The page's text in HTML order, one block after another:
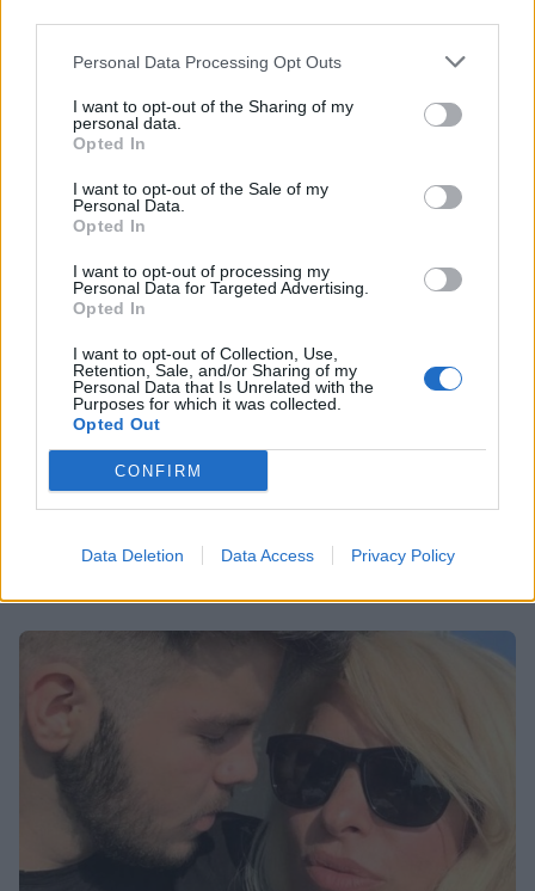
Personal Data Processing Opt Outs
I want to opt-out of the Sharing of my
personal data.
Opted In
I want to opt-out of the Sale of my
Personal Data.
Opted In
I want to opt-out of processing my
Personal Data for Targeted Advertising.
Opted In
I want to opt-out of Collection, Use,
Retention, Sale, and/or Sharing of my
Personal Data that Is Unrelated with the
Purposes for which it was collected.
Opted Out
CONFIRM
Data Deletion Data Access Privacy Policy
SHOWBIZ
Λένα Αλκαίου: Η διασκέδαση μετά covid
εποχή και τα χρηματικά ποσά
@01-05-2021